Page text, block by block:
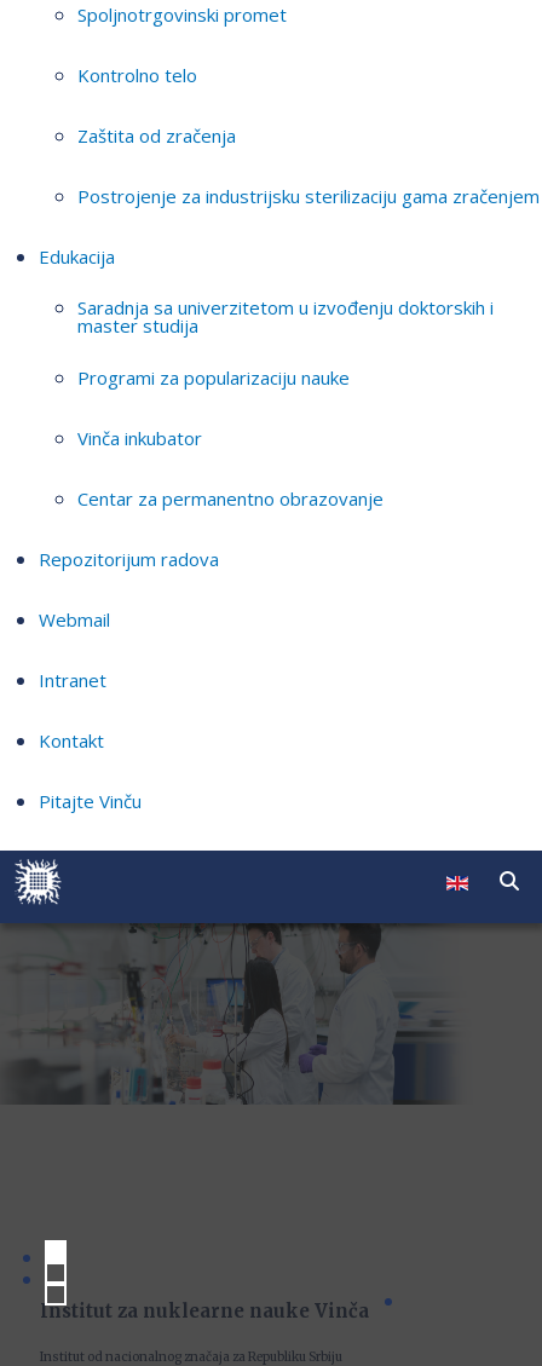
Spoljnotrgovinski promet
Kontrolno telo
Zaštita od zračenja
Postrojenje za industrijsku sterilizaciju gama zračenjem
Edukacija
Saradnja sa univerzitetom u izvođenju doktorskih i
master studija
Programi za popularizaciju nauke
Vinča inkubator
Centar za permanentno obrazovanje
Repozitorijum radova
Webmail
Intranet
Kontakt
Pitajte Vinču
Institut za nuklearne nauke Vinča
Institut od nacionalnog značaja za Republiku Srbiju